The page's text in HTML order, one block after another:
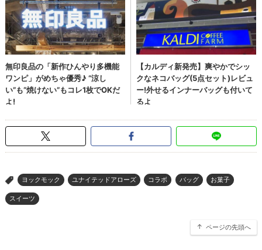
> ヨックモック ユナイテッドアローズ コラボ バッグ お菓子
スイーツ
ページの先頭へ